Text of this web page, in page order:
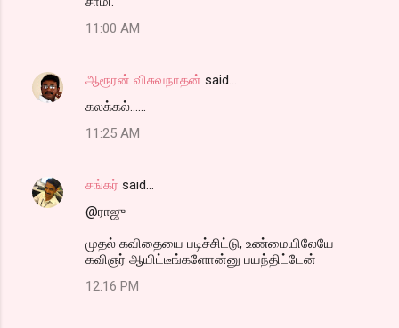
11:00 AM
ஆரூரன் விசுவநாதன் said…
கலக்கல்......
11:25 AM
சங்கர் said…
@ராஜு
முதல் கவிதையை படிச்சிட்டு, உண்மையிலேயே
கவிஞர் ஆயிட்டீங்களோன்னு பயந்திட்டேன்
12:16 PM